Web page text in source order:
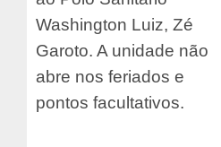
Washington Luiz, Zé
Garoto. A unidade não
abre nos feriados e
pontos facultativos.